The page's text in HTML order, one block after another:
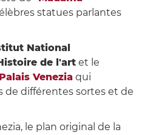
statues parlantes
National
de l'artet le
Veneziaqui
de différentes sortes et de
le plan original de la